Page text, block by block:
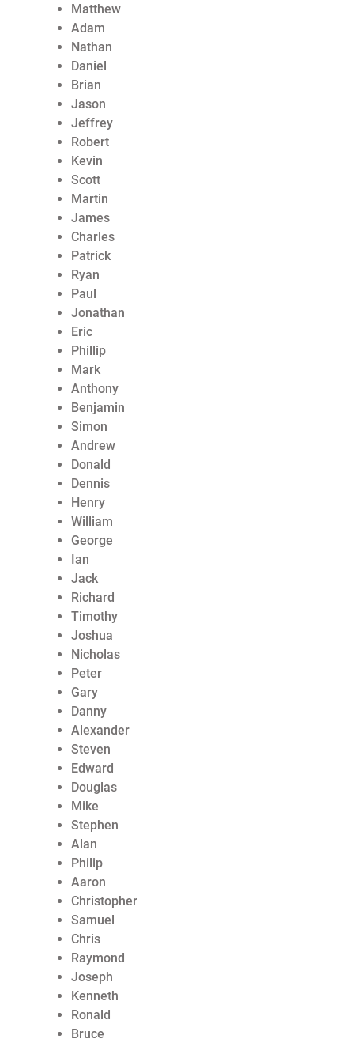
Matthew
Adam
Nathan
Daniel
Brian
Jason
Jeffrey
Robert
Kevin
Scott
Martin
James
Charles
Patrick
Ryan
Paul
Jonathan
Eric
Phillip
Mark
Anthony
Benjamin
Simon
Andrew
Donald
Dennis
Henry
William
George
Ian
Jack
Richard
Timothy
Joshua
Nicholas
Peter
Gary
Danny
Alexander
Steven
Edward
Douglas
Mike
Stephen
Alan
Philip
Aaron
Christopher
Samuel
Chris
Raymond
Joseph
Kenneth
Ronald
Bruce